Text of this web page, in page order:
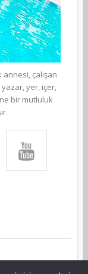
annesi, çalışan
yazar, yer, içer,
bir mutluluk